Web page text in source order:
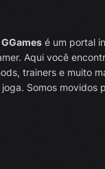
GGamesé um portal
Aqui você
trainers e muito
Somos movidos